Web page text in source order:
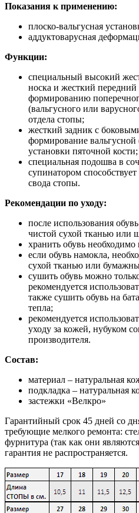
Показания к применению:
плоско-вальгусная
аддуктоварусная
Функции:
специальный высокий
носка и жесткий передний
формированию
(вальгусного или
отдела стопы;
жесткий задник с
формирование вальгусной
установки пяточной кости;
специальная подошва в
супинатором
свода стопы.
Рекомендации по уходу:
после использования
чистой сухой тканью или
хранить обувь
если обувь намокла,
сухой тканью или
сушить обувь можно
рекомендуется
также сушить обувь на
тепла;
рекомендуется
уходу за кожей, нубуком
производителя.
Состав:
материал – натуральная
подкладка – натуральная
застежки «Велкро»
Гарантийный срок 45 дней со
требующие мелкого ремонта:
фурнитура (так как они
гарантия не распространяется.